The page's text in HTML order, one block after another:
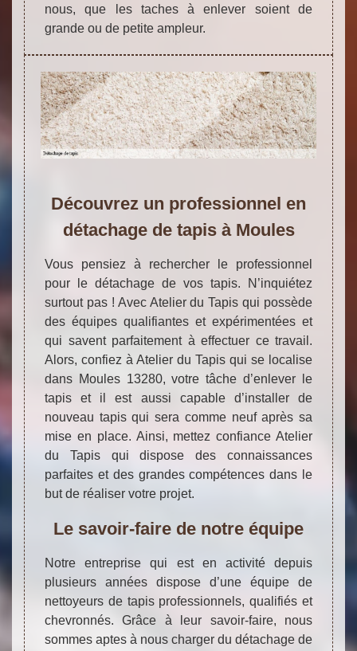
nous, que les taches à enlever soient de
grande ou de petite ampleur.
Découvrez un professionnel en
détachage de tapis à Moules
Vous pensiez à rechercher le professionnel
pour le détachage de vos tapis. N’inquiétez
surtout pas ! Avec Atelier du Tapis qui possède
des équipes qualifiantes et expérimentées et
qui savent parfaitement à effectuer ce travail.
Alors, confiez à Atelier du Tapis qui se localise
dans Moules 13280, votre tâche d’enlever le
tapis et il est aussi capable d’installer de
nouveau tapis qui sera comme neuf après sa
mise en place. Ainsi, mettez confiance Atelier
du Tapis qui dispose des connaissances
parfaites et des grandes compétences dans le
but de réaliser votre projet.
Le savoir-faire de notre équipe
Notre entreprise qui est en activité depuis
plusieurs années dispose d’une équipe de
nettoyeurs de tapis professionnels, qualifiés et
chevronnés. Grâce à leur savoir-faire, nous
sommes aptes à nous charger du détachage de